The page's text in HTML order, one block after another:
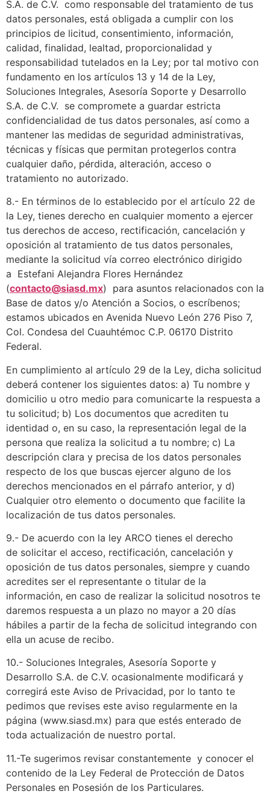
S.A. de C.V. como responsable del tratamiento de tus
datos personales, está obligada a cumplir con los
principios de licitud, consentimiento, información,
calidad, finalidad, lealtad, proporcionalidad y
responsabilidad tutelados en la Ley; por tal motivo con
fundamento en los artículos 13 y 14 de la Ley,
Soluciones Integrales, Asesoría Soporte y Desarrollo
S.A. de C.V. se compromete a guardar estricta
confidencialidad de tus datos personales, así como a
mantener las medidas de seguridad administrativas,
técnicas y físicas que permitan protegerlos contra
cualquier daño, pérdida, alteración, acceso o
tratamiento no autorizado.
8.- En términos de lo establecido por el artículo 22 de
la Ley, tienes derecho en cualquier momento a ejercer
tus derechos de acceso, rectificación, cancelación y
oposición al tratamiento de tus datos personales,
mediante la solicitud vía correo electrónico dirigido
a Estefani Alejandra Flores Hernández
(contacto@siasd.mx) para asuntos relacionados con la
Base de datos y/o Atención a Socios, o escríbenos;
estamos ubicados en Avenida Nuevo León 276 Piso 7,
Col. Condesa del Cuauhtémoc C.P. 06170 Distrito
Federal.
En cumplimiento al artículo 29 de la Ley, dicha solicitud
deberá contener los siguientes datos: a) Tu nombre y
domicilio u otro medio para comunicarte la respuesta a
tu solicitud; b) Los documentos que acrediten tu
identidad o, en su caso, la representación legal de la
persona que realiza la solicitud a tu nombre; c) La
descripción clara y precisa de los datos personales
respecto de los que buscas ejercer alguno de los
derechos mencionados en el párrafo anterior, y d)
Cualquier otro elemento o documento que facilite la
localización de tus datos personales.
9.- De acuerdo con la ley ARCO tienes el derecho
de solicitar el acceso, rectificación, cancelación y
oposición de tus datos personales, siempre y cuando
acredites ser el representante o titular de la
información, en caso de realizar la solicitud nosotros te
daremos respuesta a un plazo no mayor a 20 días
hábiles a partir de la fecha de solicitud integrando con
ella un acuse de recibo.
10.- Soluciones Integrales, Asesoría Soporte y
Desarrollo S.A. de C.V. ocasionalmente modificará y
corregirá este Aviso de Privacidad, por lo tanto te
pedimos que revises este aviso regularmente en la
página (www.siasd.mx) para que estés enterado de
toda actualización de nuestro portal.
11.-Te sugerimos revisar constantemente y conocer el
contenido de la Ley Federal de Protección de Datos
Personales en Posesión de los Particulares.